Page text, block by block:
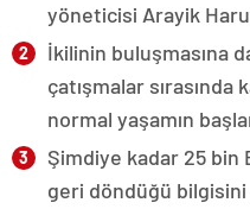
yöneticisi Arayik
İkilinin buluşmasına
çatışmalar sırasında
normal yaşamın
Şimdiye kadar 25 bin
geri döndüğü